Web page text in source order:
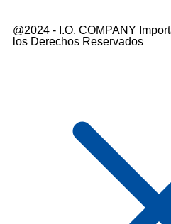
@2024 - I.O. COMPANY
los Derechos Reservados